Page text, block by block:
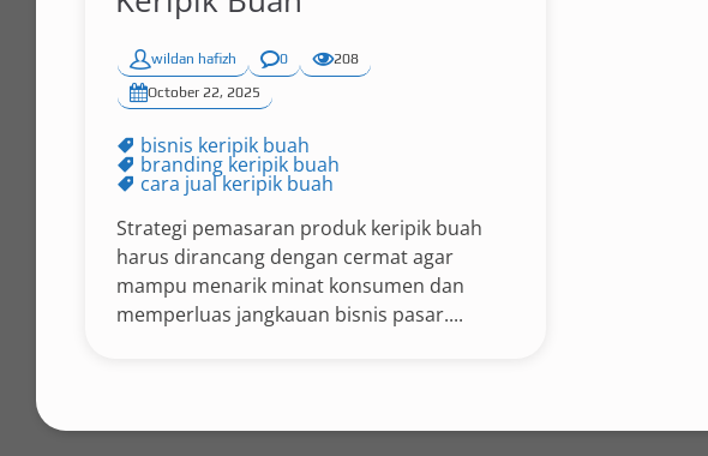
wildan hafizh 0
208
October 22, 2025
bisnis keripik buah
branding keripik buah
cara jual keripik buah
Strategi pemasaran produk keripik buah
harus dirancang dengan cermat agar
mampu menarik minat konsumen dan
memperluas jangkauan bisnis pasar....